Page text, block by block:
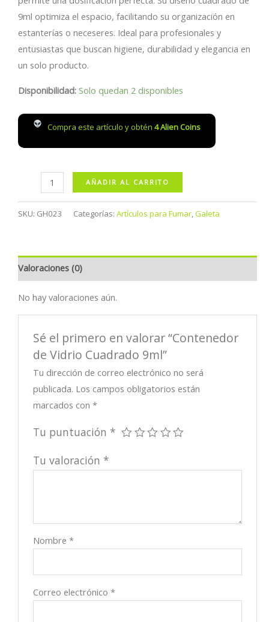
9ml optimiza el espacio, facilitando su organización en
estanterías o neceseres. Ideal para profesionales y
entusiastas que buscan higiene, durabilidad y elegancia en
un solo producto.
Disponibilidad: Solo quedan 2 disponibles
Compra este artículo y obtén 4Alien Coins
Contenedor
Vidrio
cantidad
AÑADIR AL CARRITO
SKU: GH023 Categorías: Artículos para Fumar,Galeta
Valoraciones (0)
No hay valoraciones aún.
Sé el primero en valorar “Contenedor
de Vidrio Cuadrado 9ml”
Tu dirección de correo electrónico no será
publicada. Los campos obligatorios están
marcados con*
Tu puntuación *
Tu valoración *
Nombre*
Correo electrónico*